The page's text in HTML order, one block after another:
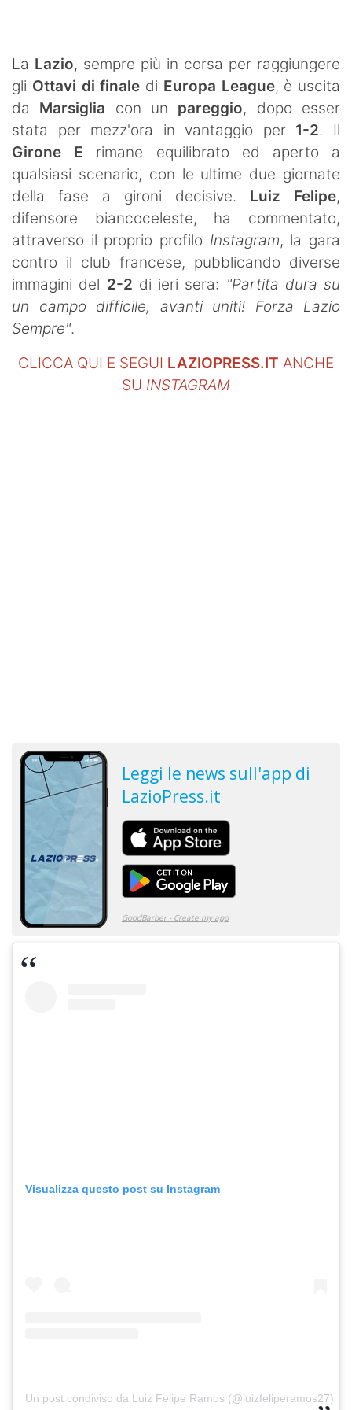
La Lazio, sempre più in corsa per raggiungere
gli Ottavi di finale di Europa League, è uscita
da Marsiglia con un pareggio, dopo esser
stata per mezz'ora in vantaggio per 1-2. Il
Girone E rimane equilibrato ed aperto a
qualsiasi scenario, con le ultime due giornate
della fase a gironi decisive. Luiz Felipe,
difensore biancoceleste, ha commentato,
attraverso il proprio profilo Instagram, la gara
contro il club francese, pubblicando diverse
immagini del 2-2 di ieri sera: "Partita dura su
un campo difficile, avanti uniti! Forza Lazio
Sempre".
CLICCA QUI E SEGUI LAZIOPRESS.IT ANCHE
SU INSTAGRAM
Visualizza questo post su Instagram
Un post condiviso da Luiz Felipe Ramos (@luizfeliperamos27)